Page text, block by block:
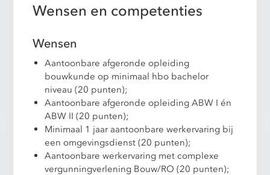
Wensen en competenties
Wensen
Aantoonbare afgeronde opleiding
bouwkunde op minimaal hbo bachelor
niveau (20 punten);
Aantoonbare afgeronde opleiding ABW I én
ABW II (20 punten);
Minimaal 1 jaar aantoonbare werkervaring bij
een omgevingsdienst (20 punten);
Aantoonbare werkervaring met complexe
vergunningverlening Bouw/RO (20 punten);